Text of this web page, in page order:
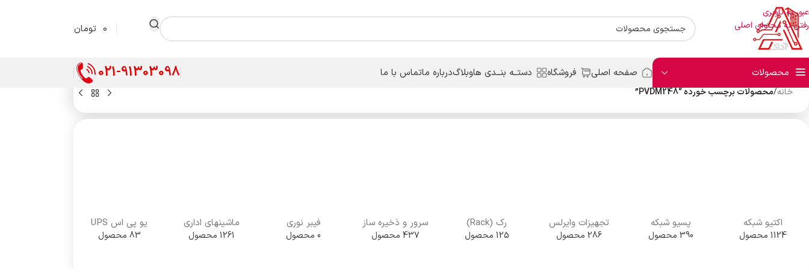
عبور به ناوبری
رفتن به محتوای اصلی
0 تومان
محصولات صفحه اصلی فروشگاه دستــه بنــدی هاوبلاگدرباره ماتماس با ما 021-91303098
خانه/محصولات برچسب خورده “PVDM248”
اکتیو شبکه
1124 محصول
پسیو شبکه
390 محصول
تجهیزات وایرلس
286 محصول
رک (Rack)
125 محصول
سرور و ذخیره ساز
437 محصول
فیبر نوری
0 محصول
ماشینهای اداری
1261 محصول
یو پی اس UPS
83 محصول